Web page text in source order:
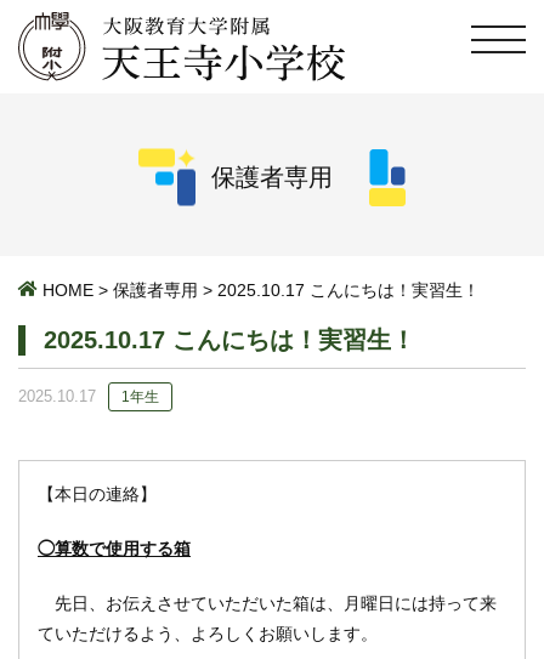
保護者専用
HOME > 保護者専用 > 2025.10.17 こんにちは！実習生！
2025.10.17 こんにちは！実習生！
2025.10.17 1年生
【本日の連絡】
◯算数で使用する箱
先日、お伝えさせていただいた箱は、月曜日には持って来
ていただけるよう、よろしくお願いします。